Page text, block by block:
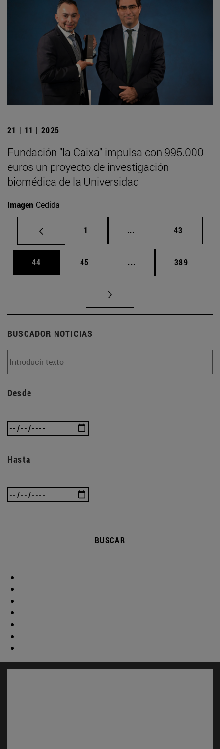
21 | 11 | 2025
Fundación "la Caixa" impulsa con 995.000
euros un proyecto de investigación
biomédica de la Universidad
Imagen Cedida
Página
1 ... Páginas intermedias
Página
43
Página
44 Página
45 ... Páginas intermedias
Página
389
BUSCADOR NOTICIAS
Desde
Hasta
BUSCAR